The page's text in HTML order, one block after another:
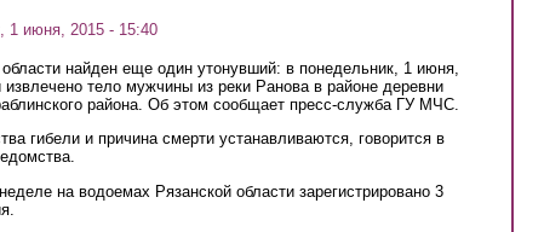
1 июня, 2015 - 15:40
найден еще один утонувший: в понедельник, 1 июня,
извлечено тело мужчины из реки Ранова в районе деревни
района. Об этом сообщает пресс-служба ГУ МЧС.
гибели и причина смерти устанавливаются, говорится в
на водоемах Рязанской области зарегистрировано 3